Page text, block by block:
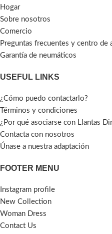
Hogar
Sobre nosotros
Comercio
Preguntas frecuentes y centro de
Garantía de neumáticos
USEFUL LINKS
¿Cómo puedo contactarlo?
Términos y condiciones
¿Por qué asociarse con Llantas
Contacta con nosotros
Únase a nuestra adaptación
FOOTER MENU
Instagram profile
New Collection
Woman Dress
Contact Us